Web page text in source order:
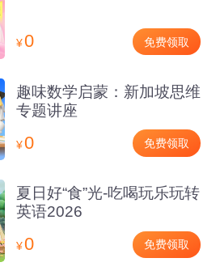
¥0 免费领取
趣味数学启蒙：新加坡思维
专题讲座
¥0 免费领取
夏日好“食”光-吃喝玩乐玩转
英语2026
¥0 免费领取